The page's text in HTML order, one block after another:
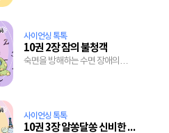
사이언싱 톡톡
10권 2장 잠의 불청객
숙면을 방해하는 수면 장애의
사이언싱 톡톡
10권 3장 알쏭달쏭 신비한 꿈의 세계